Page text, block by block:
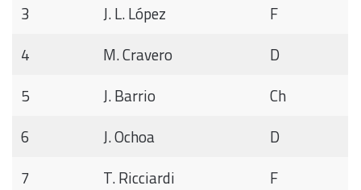
3
J. L. López
F
4
M. Cravero
D
5
J. Barrio
Ch
6
J. Ochoa
D
7
T. Ricciardi
F